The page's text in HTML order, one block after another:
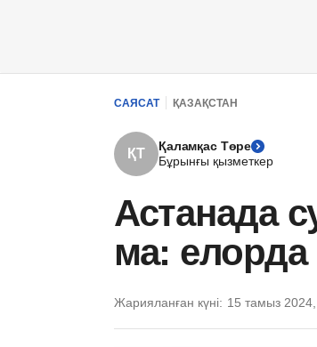
САЯСАТ ҚАЗАҚСТАН
ҚТ
Қаламқас Төре
Бұрынғы қызметкер
Астанада
ма: елорда
Жарияланған күні: 15 тамыз